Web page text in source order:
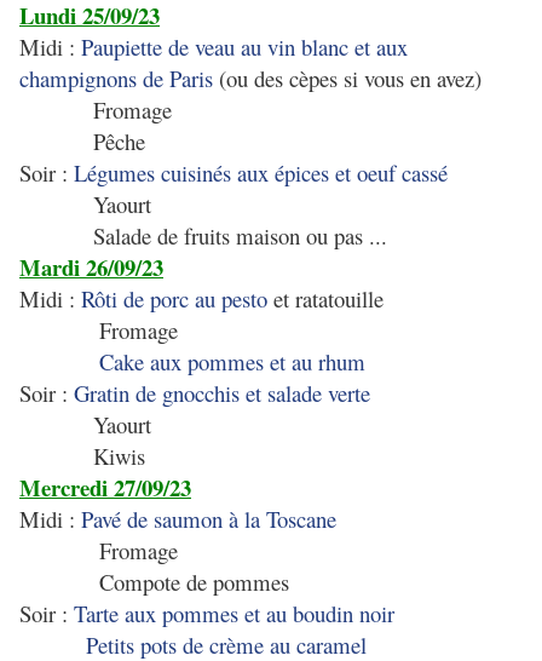
Lundi 25/09/23
Midi : Paupiette de veau au vin blanc et aux
champignons de Paris (ou des cèpes si vous en avez)
Fromage
Pêche
Soir : Légumes cuisinés aux épices et oeuf cassé
Yaourt
Salade de fruits maison ou pas ...
Mardi 26/09/23
Midi : Rôti de porc au pesto et ratatouille
Fromage
Cake aux pommes et au rhum
Soir : Gratin de gnocchis et salade verte
Yaourt
Kiwis
Mercredi 27/09/23
Midi : Pavé de saumon à la Toscane
Fromage
Compote de pommes
Soir : Tarte aux pommes et au boudin noir
Petits pots de crème au caramel